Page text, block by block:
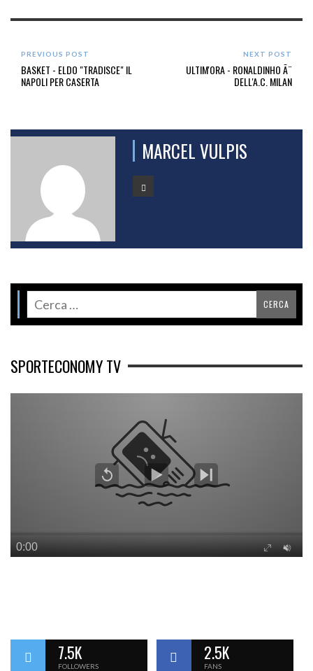
PREVIOUS POST
BASKET - ELDO "TRADISCE" IL
NAPOLI PER CASERTA
NEXT POST
ULTIM'ORA - RONALDINHO Ã¨
DELL'A.C. MILAN
MARCEL VULPIS
SPORTECONOMY TV
7.5K
FOLLOWERS
2.5K
FANS